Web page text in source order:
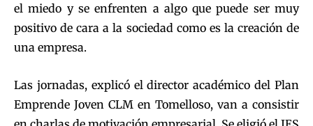
el miedo y se enfrenten a algo que puede ser muy
positivo de cara a la sociedad como es la creación de
una empresa.
Las jornadas, explicó el director académico del Plan
Emprende Joven CLM en Tomelloso, van a consistir